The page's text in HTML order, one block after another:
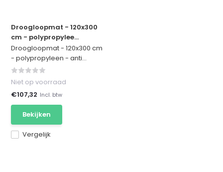
Droogloopmat - 120x300
cm - polypropylee...
Droogloopmat - 120x300 cm
- polypropyleen - anti...
Vergelijk
Niet op voorraad
€107,32 Incl. btw
Bekijken